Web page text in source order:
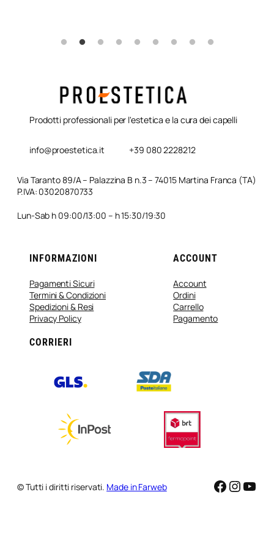
Prodotti professionali per l'estetica e la cura dei capelli
info@proestetica.it +39 080 2228212
Via Taranto 89/A – Palazzina B n.3 – 74015 Martina Franca (TA)
P.IVA: 03020870733
Lun-Sab h 09:00/13:00 – h 15:30/19:30
INFORMAZIONI
Pagamenti Sicuri
Termini & Condizioni
Spedizioni & Resi
Privacy Policy
ACCOUNT
Account
Ordini
Carrello
Pagamento
CORRIERI
© Tutti i diritti riservati. Made in Farweb